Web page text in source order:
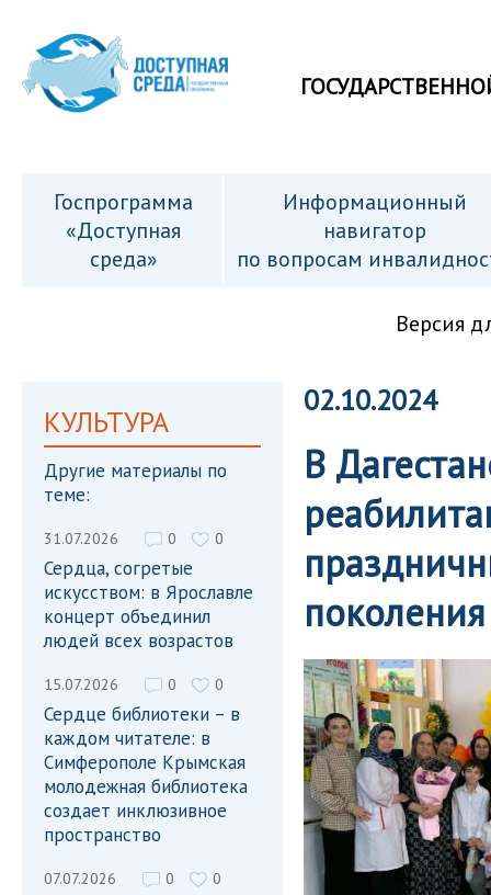
Госпрограмма
«Доступная
среда»
Информационный
навигатор
по вопросам
Версия
КУЛЬТУРА
Другие материалы по
теме:
31.07.2026 0 0
Сердца, согретые
искусством: в Ярославле
концерт объединил
людей всех возрастов
15.07.2026 0 0
Сердце библиотеки – в
каждом читателе: в
Симферополе Крымская
молодежная библиотека
создает инклюзивное
пространство
07.07.2026 0 0
02.10.2024
В
поколения